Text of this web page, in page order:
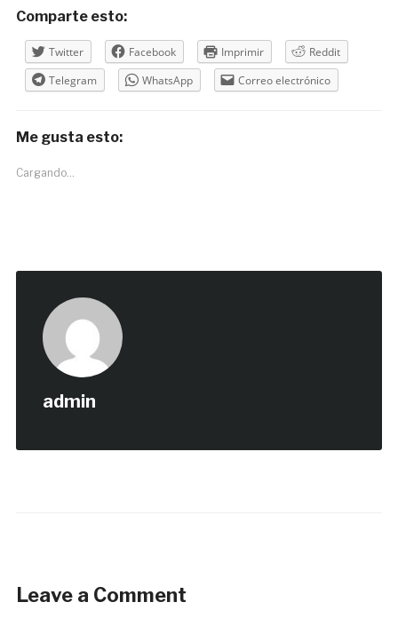
Comparte esto:
Twitter Facebook Imprimir
Reddit
Telegram
WhatsApp Correo electrónico
Me gusta esto:
Cargando...
admin
Leave a Comment